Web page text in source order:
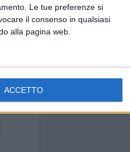
Le tue preferenze si
il consenso in qualsiasi
alla pagina web.
ACCETTO